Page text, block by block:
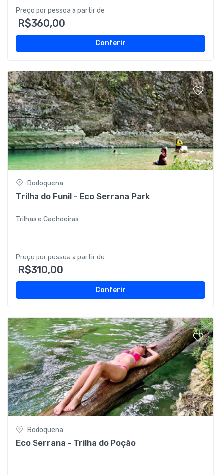
Preço por pessoa a partir de
R$360,00
Conferir
Bodoquena
Trilha do Funil - Eco Serrana Park
Trilhas e Cachoeiras
Preço por pessoa a partir de
R$310,00
Conferir
Bodoquena
Eco Serrana - Trilha do Poção